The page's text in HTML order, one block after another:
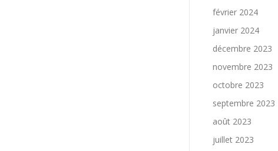
février 2024
janvier 2024
décembre 2023
novembre 2023
octobre 2023
septembre 2023
août 2023
juillet 2023